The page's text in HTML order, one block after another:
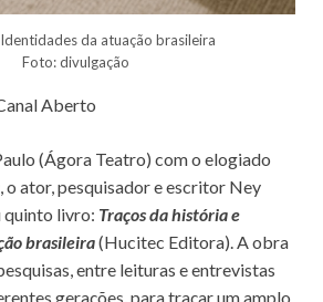
da atuação brasileira
Foto: divulgação
Aberto
(Ágora Teatro) com o elogiado
, o ator, pesquisador e escritor Ney
quinto livro: Traços da história e
brasileira(Hucitec Editora). A obra
entre leituras e entrevistas
gerações, para traçar um amplo